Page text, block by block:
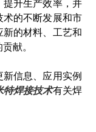
提升生产效率，并
术的不断发展和市
新的材料、工艺和
献。
信息、应用实例
特焊接技术有关焊